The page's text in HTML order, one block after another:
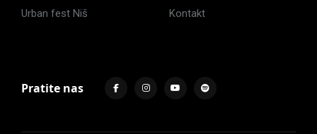
Urban fest Niš
Kontakt
Pratite nas